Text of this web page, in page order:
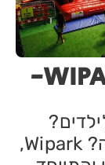
ראשל"צים מוכנים? WIPARK-
כזה שהם לא ירצו ללכת הביתה? Wipark,